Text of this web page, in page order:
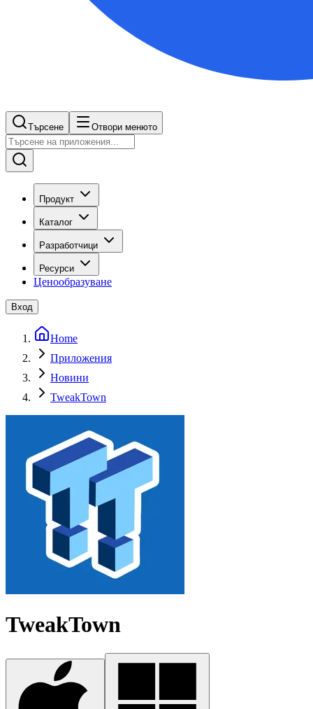
Търсене Отвори менюто
Продукт
Каталог
Разработчици
Ресурси
Ценообразуване
Вход
Home
Приложения
Новини
TweakTown
TweakTown